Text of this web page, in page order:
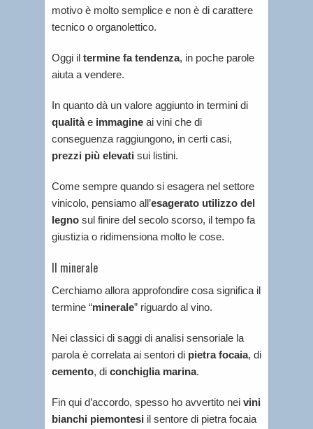
motivo è molto semplice e non è di carattere
tecnico o organolettico.
Oggi il termine fa tendenza, in poche parole
aiuta a vendere.
In quanto dà un valore aggiunto in termini di
qualitàe immagine ai vini che di
conseguenza raggiungono, in certi casi,
prezzi più elevati sui listini.
Come sempre quando si esagera nel settore
vinicolo, pensiamo all’esagerato utilizzo del
legno sul finire del secolo scorso, il tempo fa
giustizia o ridimensiona molto le cose.
Il minerale
Cerchiamo allora approfondire cosa significa il
termine “minerale” riguardo al vino.
Nei classici di saggi di analisi sensoriale la
parola è correlata ai sentori di pietra focaia, di
cemento, di conchiglia marina.
Fin qui d’accordo, spesso ho avvertito nei vini
bianchi piemontesi il sentore di pietra focaia